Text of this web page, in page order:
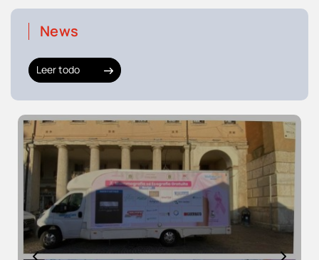
News
Leer todo